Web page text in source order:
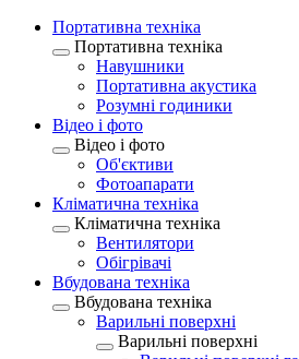
Портативна техніка
Портативна техніка
Навушники
Портативна акустика
Розумні годиники
Відео і фото
Відео і фото
Об'єктиви
Фотоапарати
Клiматична технiка
Клiматична технiка
Вентилятори
Обігрівачі
Вбудована техніка
Вбудована техніка
Варильні поверхні
Варильні поверхні